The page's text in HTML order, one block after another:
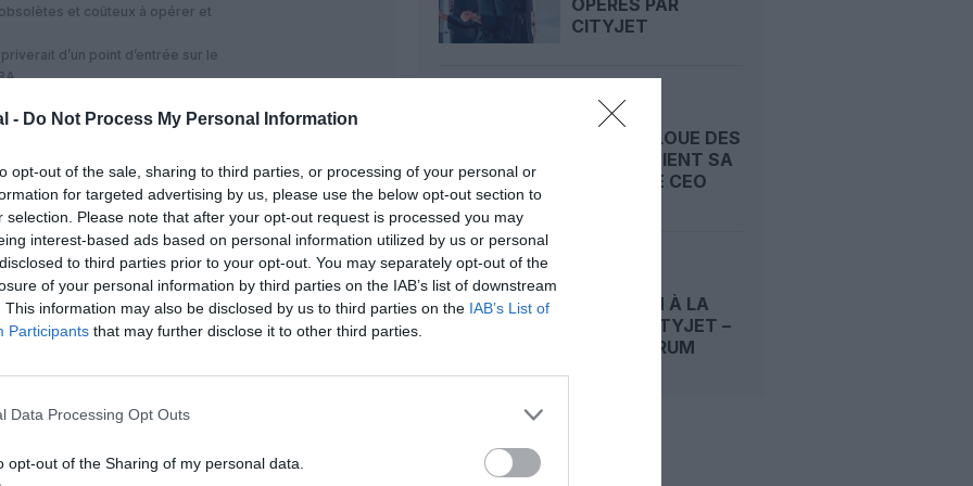
- Do Not Process My Personal Information
opt-out of the sale, sharing to third parties, or processing of your personal or
for targeted advertising by us, please use the below opt-out section to
selection. Please note that after your opt-out request is processed you may
interest-based ads based on personal information utilized by us or personal
to third parties prior to your opt-out. You may separately opt-out of the
of your personal information by third parties on the IAB’s list of downstream
This information may also be disclosed by us to third parties on the IAB’s List of
Participants that may further disclose it to other third parties.
Data Processing Opt Outs
opt-out of the Sharing of my personal data.
et coûteux à opérer et
d’un point d’entrée sur le
performante, se dessine tout
17 juin 2012 - 20 h 19 min
fusionner avec CityJet pour ensuite
une petite compagnie indépendante
France tout est parti à la dérive.
foncièrement incapable de
réactif et flexible.
une même planète, chez nous en
OPÉRÉS PAR
CITYJET
BRUSSELS
AIRLINES LOUE DES
AVIONS, TIENT SA
NOUVELLE CEO
EUROPÉEN À LA
FUSION CITYJET –
AIR NOSTRUM